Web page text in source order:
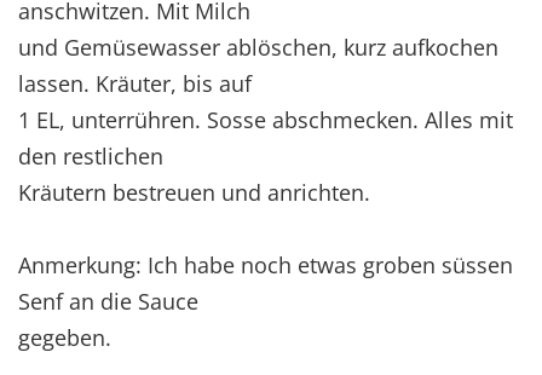
anschwitzen. Mit Milch
und Gemüsewasser ablöschen, kurz aufkochen
lassen. Kräuter, bis auf
1 EL, unterrühren. Sosse abschmecken. Alles mit
den restlichen
Kräutern bestreuen und anrichten.
Anmerkung: Ich habe noch etwas groben süssen
Senf an die Sauce
gegeben.